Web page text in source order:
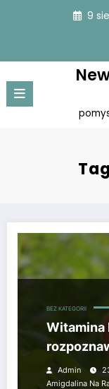
9
Witamina B17
BEZ KATEGORII
Witamina
Admin
Amigdalina Na